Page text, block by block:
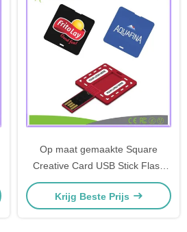
Op maat gemaakte Square
Creative Card USB Stick Flash
Memory Card 32GB 16GB 8GB
4GB 2GB USB Pen
Krijg Beste Prijs